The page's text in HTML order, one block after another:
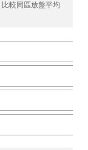
比較同區放盤平均